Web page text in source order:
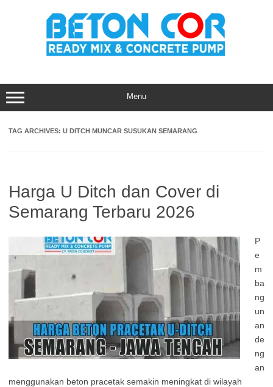
Menu
TAG ARCHIVES: U DITCH MUNCAR SUSUKAN SEMARANG
Harga U Ditch dan Cover di
Semarang Terbaru 2026
P
e
m
ba
ng
un
an
de
ng
an
menggunakan beton pracetak semakin meningkat di wilayah